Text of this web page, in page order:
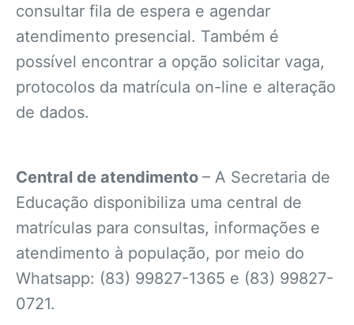
consultar fila de espera e agendar
atendimento presencial. Também é
possível encontrar a opção solicitar vaga,
protocolos da matrícula on-line e alteração
de dados.
Central de atendimento – A Secretaria de
Educação disponibiliza uma central de
matrículas para consultas, informações e
atendimento à população, por meio do
Whatsapp: (83) 99827-1365 e (83) 99827-
0721.